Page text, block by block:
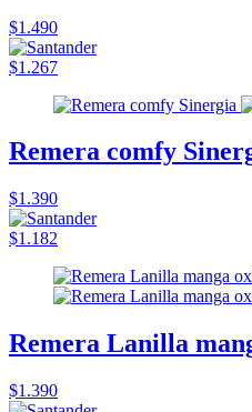
$1.490
$1.267
Remera comfy
$1.390
$1.182
Remera Lanilla
$1.390